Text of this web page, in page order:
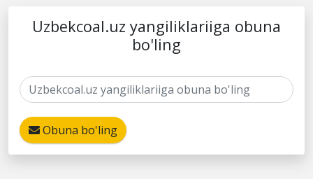
Uzbekcoal.uz yangiliklariiga obuna
bo'ling
Obuna bo'ling